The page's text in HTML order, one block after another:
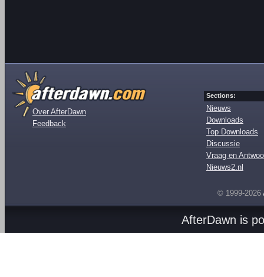
Over AfterDawn
Feedback
Sections:
Nieuws
Downloads
Top Downloads
Discussie
Vraag en
Nieuws2.nl
© 1999-2026
AfterDawn is